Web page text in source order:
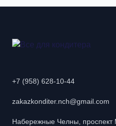
+7 (958) 628-10-44
zakazkonditer.nch@gmail.com
Набережные Челны,